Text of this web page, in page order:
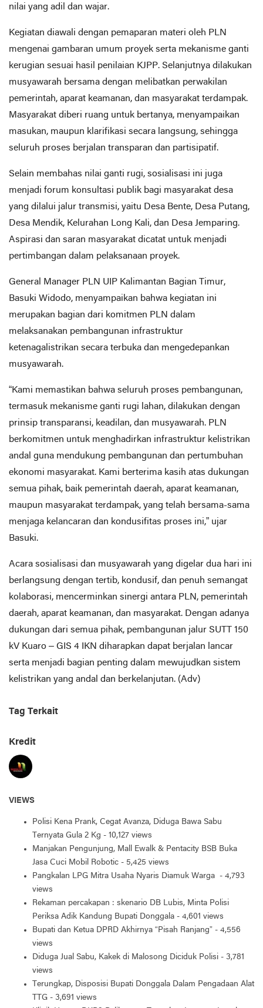
nilai yang adil dan wajar.
Kegiatan diawali dengan pemaparan materi oleh PLN
mengenai gambaran umum proyek serta mekanisme ganti
kerugian sesuai hasil penilaian KJPP. Selanjutnya dilakukan
musyawarah bersama dengan melibatkan perwakilan
pemerintah, aparat keamanan, dan masyarakat terdampak.
Masyarakat diberi ruang untuk bertanya, menyampaikan
masukan, maupun klarifikasi secara langsung, sehingga
seluruh proses berjalan transparan dan partisipatif.
Selain membahas nilai ganti rugi, sosialisasi ini juga
menjadi forum konsultasi publik bagi masyarakat desa
yang dilalui jalur transmisi, yaitu Desa Bente, Desa Putang,
Desa Mendik, Kelurahan Long Kali, dan Desa Jemparing.
Aspirasi dan saran masyarakat dicatat untuk menjadi
pertimbangan dalam pelaksanaan proyek.
General Manager PLN UIP Kalimantan Bagian Timur,
Basuki Widodo, menyampaikan bahwa kegiatan ini
merupakan bagian dari komitmen PLN dalam
melaksanakan pembangunan infrastruktur
ketenagalistrikan secara terbuka dan mengedepankan
musyawarah.
“Kami memastikan bahwa seluruh proses pembangunan,
termasuk mekanisme ganti rugi lahan, dilakukan dengan
prinsip transparansi, keadilan, dan musyawarah. PLN
berkomitmen untuk menghadirkan infrastruktur kelistrikan
andal guna mendukung pembangunan dan pertumbuhan
ekonomi masyarakat. Kami berterima kasih atas dukungan
semua pihak, baik pemerintah daerah, aparat keamanan,
maupun masyarakat terdampak, yang telah bersama-sama
menjaga kelancaran dan kondusifitas proses ini,” ujar
Basuki.
Acara sosialisasi dan musyawarah yang digelar dua hari ini
berlangsung dengan tertib, kondusif, dan penuh semangat
kolaborasi, mencerminkan sinergi antara PLN, pemerintah
daerah, aparat keamanan, dan masyarakat. Dengan adanya
dukungan dari semua pihak, pembangunan jalur SUTT 150
kV Kuaro – GIS 4 IKN diharapkan dapat berjalan lancar
serta menjadi bagian penting dalam mewujudkan sistem
kelistrikan yang andal dan berkelanjutan. (Adv)
Tag Terkait
Kredit
VIEWS
Polisi Kena Prank, Cegat Avanza, Diduga Bawa Sabu
Ternyata Gula 2 Kg - 10,127 views
Manjakan Pengunjung, Mall Ewalk & Pentacity BSB Buka
Jasa Cuci Mobil Robotic - 5,425 views
Pangkalan LPG Mitra Usaha Nyaris Diamuk Warga - 4,793
views
Rekaman percakapan : skenario DB Lubis, Minta Polisi
Periksa Adik Kandung Bupati Donggala - 4,601 views
Bupati dan Ketua DPRD Akhirnya “Pisah Ranjang” - 4,556
views
Diduga Jual Sabu, Kakek di Malosong Diciduk Polisi - 3,781
views
Terungkap, Disposisi Bupati Donggala Dalam Pengadaan Alat
TTG - 3,691 views